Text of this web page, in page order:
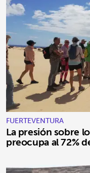
FUERTEVENTURA
La presión sobre
preocupa al 72%